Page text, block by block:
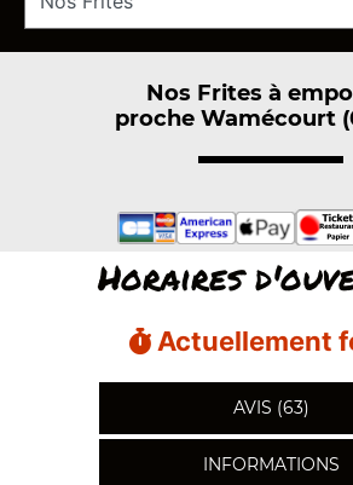
Nos Frites à
proche Wamécourt
Horaires
Actuellement
AVIS (63)
INFORMATIONS